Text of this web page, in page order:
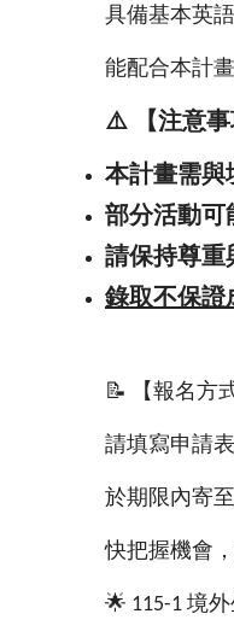
具備基本英
能配合本計
⚠
【注意事
本計畫需與
部分活動可
請保持尊重
錄取不保證
📝 【報名方
請填寫申請
於期限內寄至
快把握機會
🌟 115-1 境外